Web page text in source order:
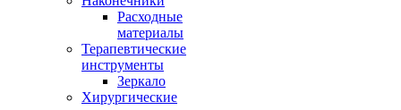
Расходные
материалы
Терапевтические
инструменты
Зеркало
Хирургические